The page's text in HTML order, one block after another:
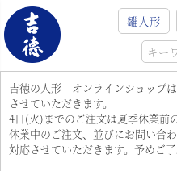
雛人形
吉徳の人形 オンラインショップ
させていただきます。
4日(火)までのご注文は夏季休業前
休業中のご注文、並びにお問い合
対応させていただきます。予めご了